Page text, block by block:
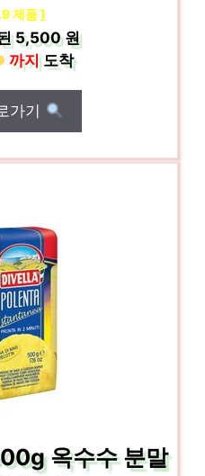
제품 ]
5,500 원
까지도착
가기
옥수수 분말